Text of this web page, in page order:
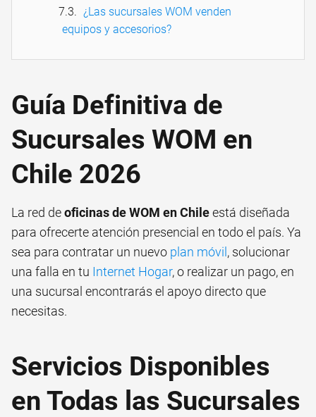
¿Las sucursales WOM venden
equipos y accesorios?
Guía Definitiva de
Sucursales WOM en
Chile 2026
La red deoficinas de WOM en Chileestá diseñada
para ofrecerte atención presencial en todo el país. Ya
sea para contratar un nuevo plan móvil, solucionar
una falla en tu Internet Hogar, o realizar un pago, en
una sucursal encontrarás el apoyo directo que
necesitas.
Servicios Disponibles
en Todas las Sucursales